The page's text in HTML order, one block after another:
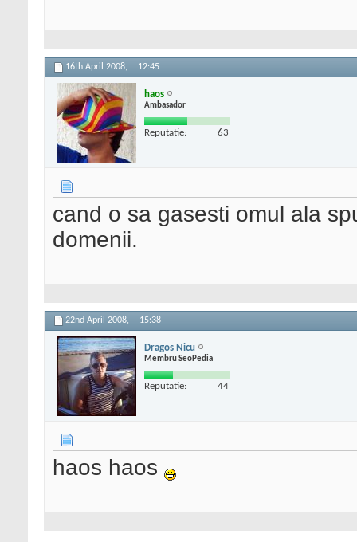
16th April 2008, 12:45
haos
Ambasador
Reputatie: 63
cand o sa gasesti omul ala
domenii.
22nd April 2008, 15:38
Dragos Nicu
Membru SeoPedia
Reputatie: 44
haos haos